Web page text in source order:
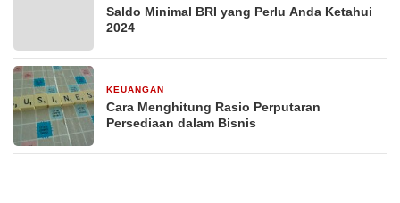
Saldo Minimal BRI yang Perlu Anda Ketahui
2024
KEUANGAN
Cara Menghitung Rasio Perputaran
Persediaan dalam Bisnis